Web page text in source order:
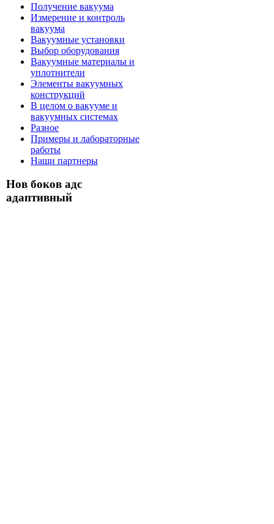
Получение вакуума
Измерение и контроль
вакуума
Вакуумные установки
Выбор оборудования
Вакуумные материалы и
уплотнители
Элементы вакуумных
конструкций
В целом о вакууме и
вакуумных системах
Разное
Примеры и лабораторные
работы
Наши партнеры
Нов боков адс
адаптивный